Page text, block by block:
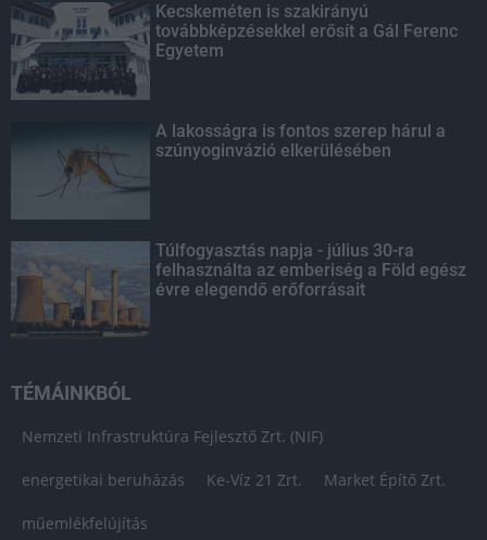
Kecskeméten is szakirányú
továbbképzésekkel erősít a Gál Ferenc
Egyetem
A lakosságra is fontos szerep hárul a
szúnyoginvázió elkerülésében
Túlfogyasztás napja - július 30-ra
felhasználta az emberiség a Föld egész
évre elegendő erőforrásait
TÉMÁINKBÓL
Nemzeti Infrastruktúra Fejlesztő Zrt. (NIF)
energetikai beruházás Ke-Víz 21 Zrt. Market Építő Zrt.
műemlékfelújítás